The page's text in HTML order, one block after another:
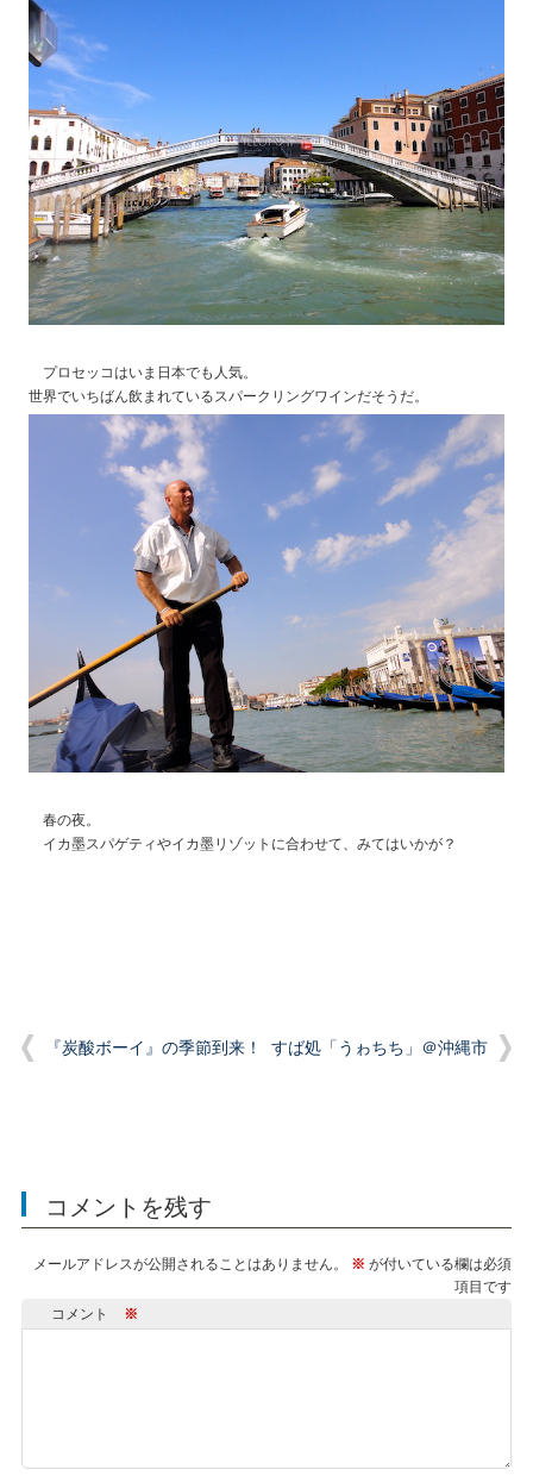
プロセッコはいま日本でも人気。
世界でいちばん飲まれているスパークリングワインだそうだ。
春の夜。
イカ墨スパゲティやイカ墨リゾットに合わせて、みてはいかが？
『炭酸ボーイ』の季節到来！ すば処「うゎちち」＠沖縄市
コメントを残す
メールアドレスが公開されることはありません。 ※ が付いている欄は必須
項目です
コメント ※